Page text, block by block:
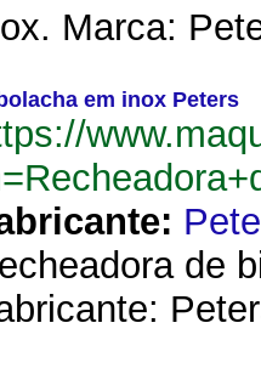
Marca:
em inox Peters
de